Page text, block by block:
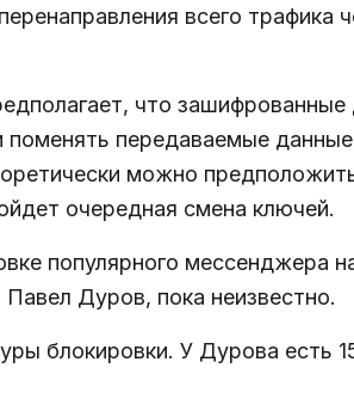
всего трафика
что зашифрованные
передаваемые
можно
очередная смена ключей.
популярного мессенджера
Дуров, пока неизвестно.
блокировки. У Дурова есть